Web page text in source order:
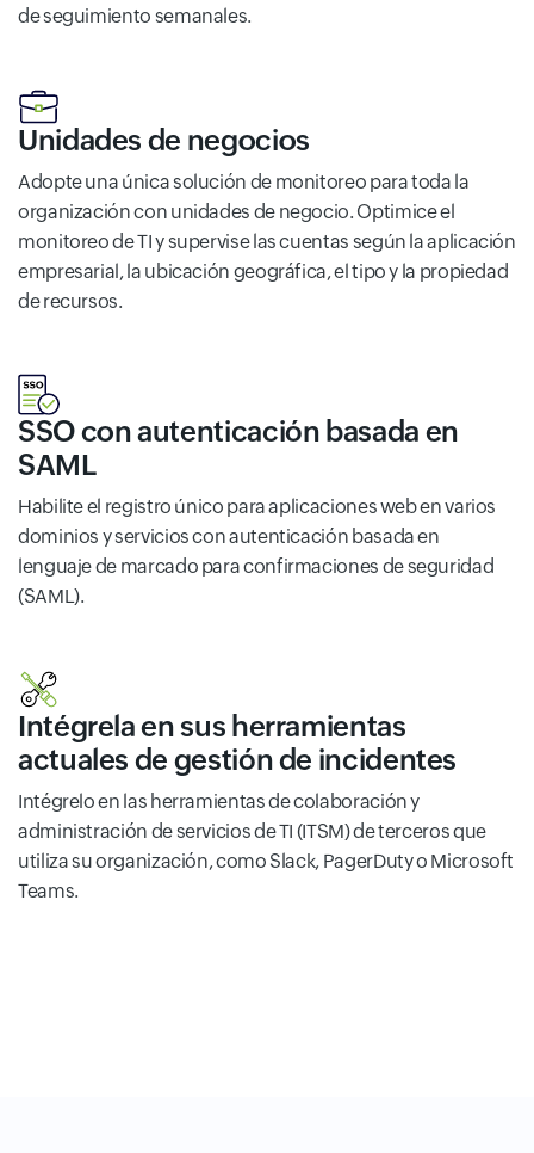
de seguimiento semanales.
Unidades de negocios
Adopte una única solución de monitoreo para toda la
organización con unidades de negocio. Optimice el
monitoreo de TI y supervise las cuentas según la aplicación
empresarial, la ubicación geográfica, el tipo y la propiedad
de recursos.
SSO con autenticación basada en
SAML
Habilite el registro único para aplicaciones web en varios
dominios y servicios con autenticación basada en
lenguaje de marcado para confirmaciones de seguridad
(SAML).
Intégrela en sus herramientas
actuales de gestión de incidentes
Intégrelo en las herramientas de colaboración y
administración de servicios de TI (ITSM) de terceros que
utiliza su organización, como Slack, PagerDuty o Microsoft
Teams.